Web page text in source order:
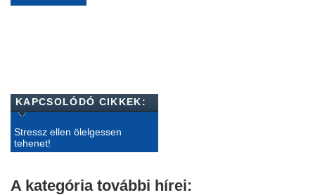
KAPCSOLÓDÓ CIKKEK:
Stressz ellen ölelgessen
tehenet!
A kategória további hírei: